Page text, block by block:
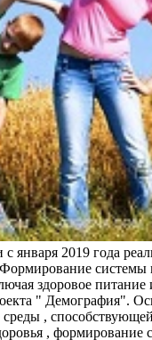
января 2019 года
здоровое питание
" Демография".
среды ,
, формирование